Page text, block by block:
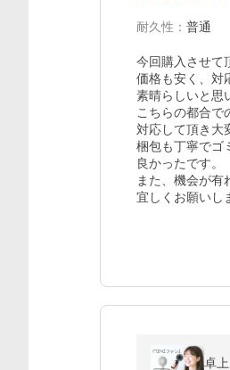
耐久性 ： 普通
今回購入させて
価格も安く、対
素晴らしいと思
こちらの都合で
対応して頂き大
梱包も丁寧でゴ
良かったです。
また、機会が有
宜しくお願いし